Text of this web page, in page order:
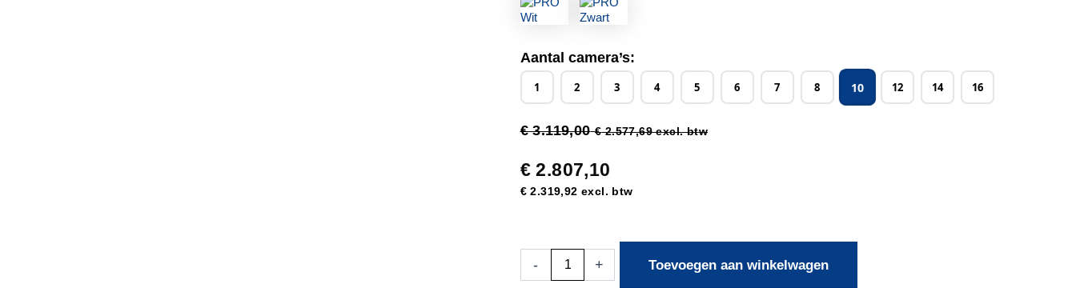
Aantal camera’s:
1 2 3 4 5 6 7 8 10 12 14 16
€3.119,00 €2.577,69excl. btw
€2.807,10
€2.319,92 excl. btw
-
10x
Beveiligingscamera
set
+ Toevoegen aan winkelwagen